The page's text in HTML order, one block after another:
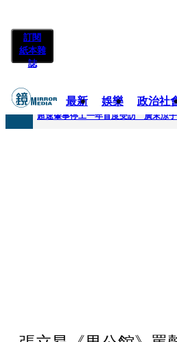
訂閱
紙本雜
誌
最新 娛樂 政治社
快訊